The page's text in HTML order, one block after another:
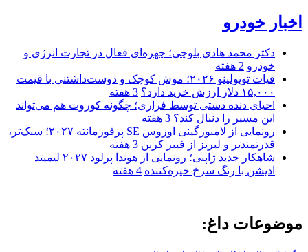
اخبار خودرو
دکتر محمد هادی بلوچی؛ چهره‌ای فعال در تجارت انرژی و
خودرو 2 هفته
فیات توپولینو ۲۰۲۶؛ موش کوچک و دوست‌داشتنی با قیمت
۱۵,۰۰۰ دلار ارزش خرید دارد؟
3 هفته
احیای دنده دستی توسط فراری؛ چگونه کوروت هم می‌تواند
این مسیر را دنبال کند؟ 3 هفته
رونمایی از لامبورگینی اوروس SE پرفورمانته ۲۰۲۷؛ سبک‌تر،
قدرتمندتر و لبریز از فیبر کربن 3 هفته
شاهکار جدید ژاپنی؛ رونمایی از هوندا پرلود ۲۰۲۷ لیمیتد
ادیشن با رنگ سرخ خیره‌کننده 4 هفته
موضوعات داغ: